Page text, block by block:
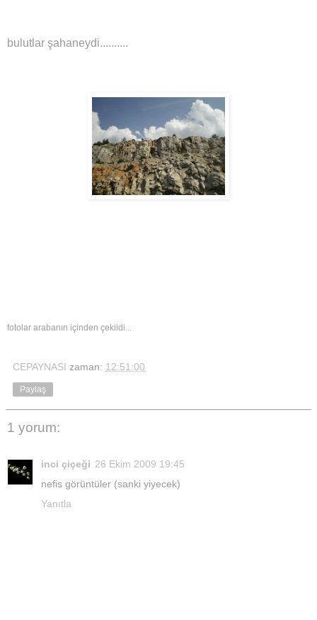
bulutlar şahaneydi..........
fotolar arabanın içinden çekildi...
CEPAYNASI zaman: 12:51:00
Paylaş
1 yorum:
inci çiçeği 26 Ekim 2009 19:45
nefis görüntüler (sanki yiyecek)
Yanıtla